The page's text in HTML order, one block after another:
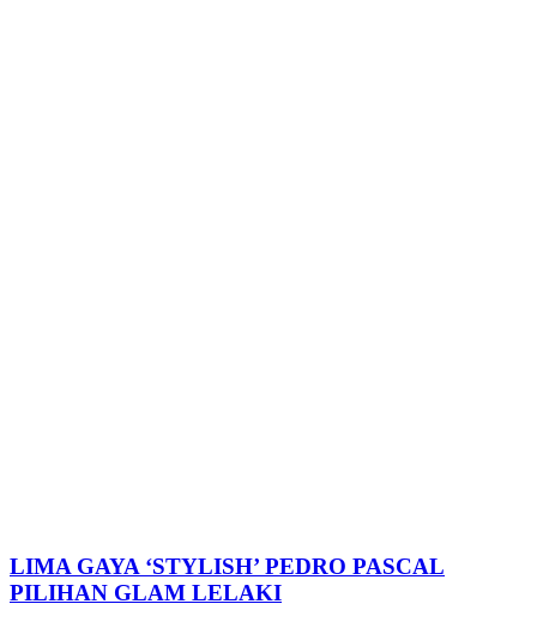
LIMA GAYA ‘STYLISH’ PEDRO PASCAL
PILIHAN GLAM LELAKI